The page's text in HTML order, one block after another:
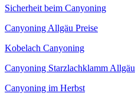
Sicherheit beim Canyoning
Canyoning Allgäu Preise
Kobelach Canyoning
Canyoning Starzlachklamm Allgäu
Canyoning im Herbst